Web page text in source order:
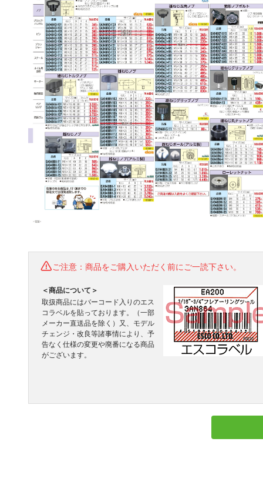
ご注意：商品をご購入いただく前にご一読下さい。
＜商品について＞
取扱商品にはバーコード入りのエス
コラベルを貼っております。（一部
メーカー直送品を除く）又、モデル
チェンジ・改良等諸事情により、予
告なく仕様の変更や廃番になる商品
がございます。